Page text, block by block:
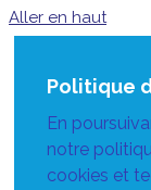
Aller en haut
Politique
En
notre
cookies et